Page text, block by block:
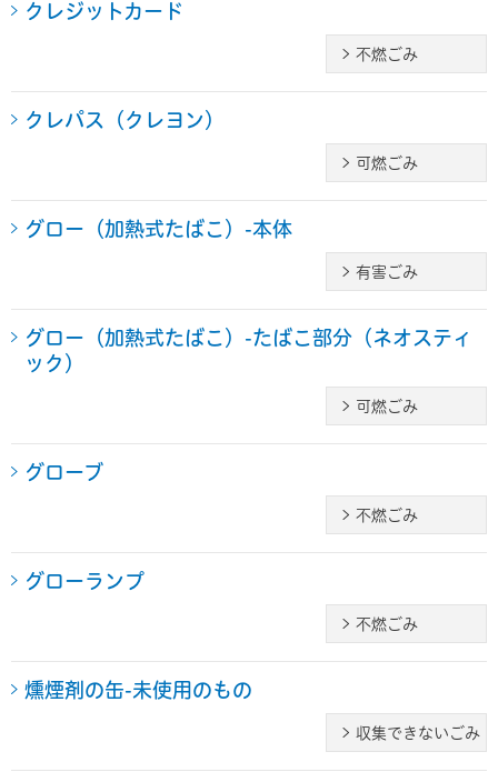
クレジットカード
不燃ごみ
クレパス（クレヨン）
可燃ごみ
グロー（加熱式たばこ）-本体
有害ごみ
グロー（加熱式たばこ）-たばこ部分（ネオスティ
ック）
可燃ごみ
グローブ
不燃ごみ
グローランプ
不燃ごみ
燻煙剤の缶-未使用のもの
収集できないごみ